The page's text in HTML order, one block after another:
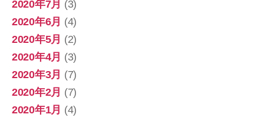
2020年7月 (3)
2020年6月 (4)
2020年5月 (2)
2020年4月 (3)
2020年3月 (7)
2020年2月 (7)
2020年1月 (4)